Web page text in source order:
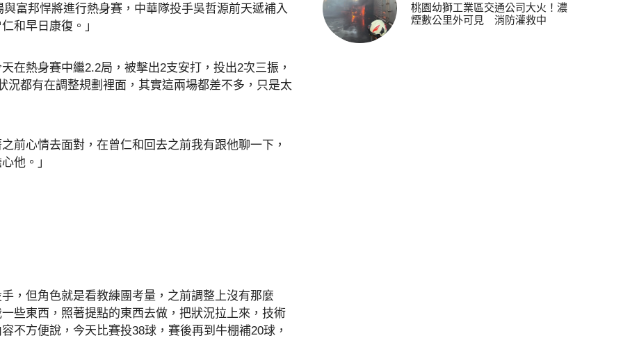
富邦悍將進行熱身賽，中華隊投手吳哲源前天遞補入
和早日康復。」
在熱身賽中繼2.2局，被擊出2支安打，投出2次三振，
都有在調整規劃裡面，其實這兩場都差不多，只是太
前心情去面對，在曾仁和回去之前我有跟他聊一下，
他。」
，但角色就是看教練團考量，之前調整上沒有那麼
些東西，照著提點的東西去做，把狀況拉上來，技術
不方便說，今天比賽投38球，賽後再到牛棚補20球，
桃園幼獅工業區交通公司大火！濃
煙數公里外可見 消防灌救中